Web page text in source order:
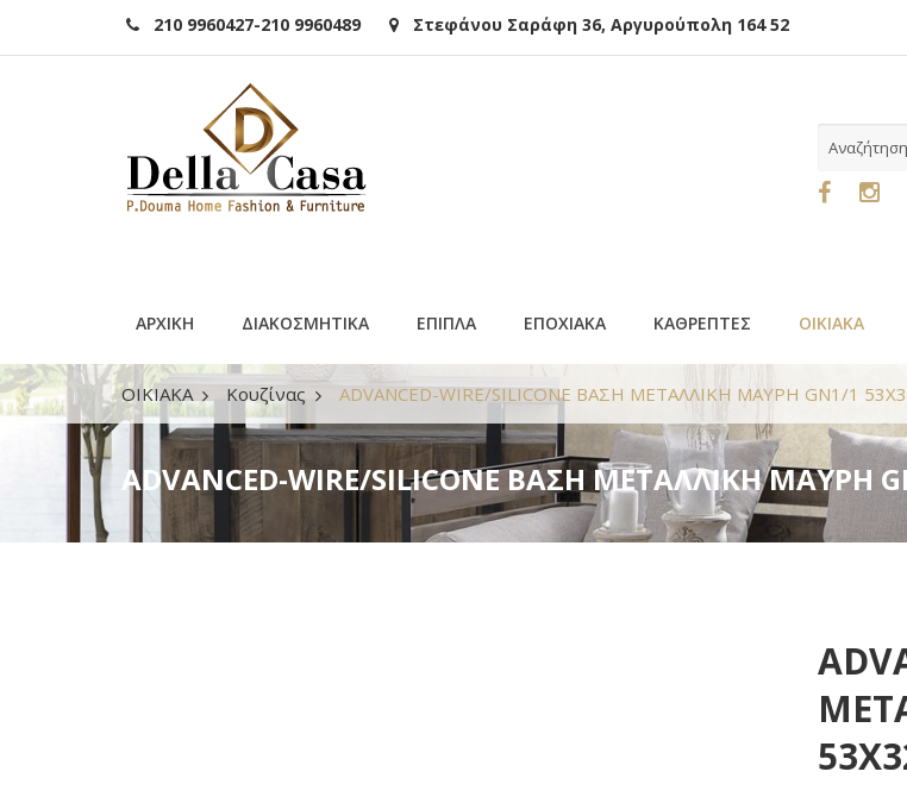
210 9960427-210 9960489 Στεφάνου Σαράφη 36, Αργυρούπολη 164 52
ΑΡΧΙΚΗ ΔΙΑΚΟΣΜΗΤΙΚΑ ΕΠΙΠΛΑ ΕΠΟΧΙΑΚΑ ΚΑΘΡΕΠΤΕΣ ΟΙΚΙΑΚΑ
ΟΙΚΙΑΚΑ Κουζίνας ADVANCED-WIRE/SILICONE ΒΑΣΗ ΜΕΤΑΛΛΙΚΗ ΜΑΥΡΗ GN1/1
ADVANCED-WIRE/SILICONE ΒΑΣΗ ΜΕΤΑΛΛΙΚΗ ΜΑΥΡΗ